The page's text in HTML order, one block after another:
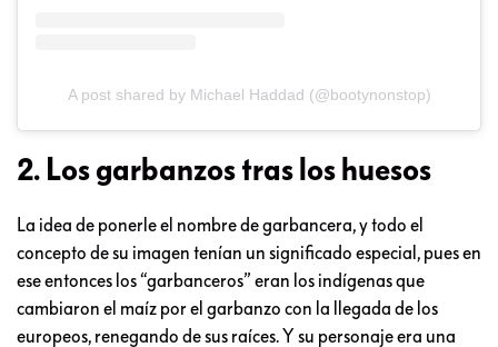
A post shared by Michael Haddad (@bootynonstop)
2. Los garbanzos tras los huesos
La idea de ponerle el nombre de garbancera, y todo el
concepto de su imagen tenían un significado especial, pues en
ese entonces los “garbanceros” eran los indígenas que
cambiaron el maíz por el garbanzo con la llegada de los
europeos, renegando de sus raíces. Y su personaje era una